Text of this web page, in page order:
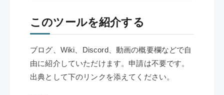
このツールを紹介する
ブログ、Wiki、Discord、動画の概要欄などで自
由に紹介していただけます。申請は不要です。
出典として下のリンクを添えてください。